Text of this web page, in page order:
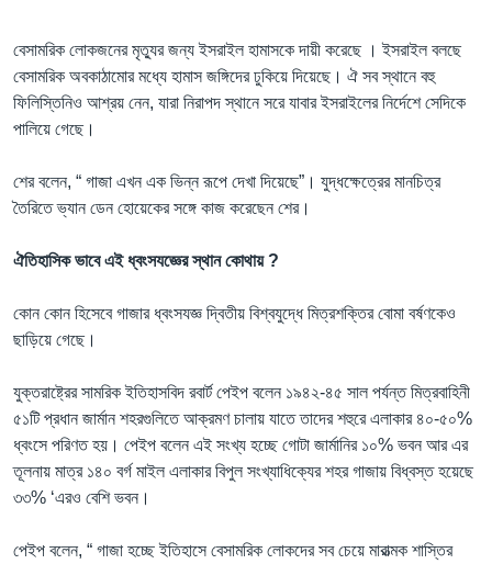
বেসামরিক লোকজনের মৃত্যুর জন্য ইসরাইল হামাসকে দায়ী করেছে । ইসরাইল বলছে
বেসামরিক অবকাঠামোর মধ্যে হামাস জঙ্গিদের ঢুকিয়ে দিয়েছে। ঐ সব স্থানে বহু
ফিলিস্তিনিও আশ্রয় নেন, যারা নিরাপদ স্থানে সরে যাবার ইসরাইলের নির্দেশে সেদিকে
পালিয়ে গেছে।
শের বলেন, “ গাজা এখন এক ভিন্ন রূপে দেখা দিয়েছে”। যুদ্ধক্ষেত্রের মানচিত্র
তৈরিতে ভ্যান ডেন হোয়েকের সঙ্গে কাজ করেছেন শের।
ঐতিহাসিক ভাবে এই ধ্বংসযজ্ঞের স্থান কোথায় ?
কোন কোন হিসেবে গাজার ধ্বংসযজ্ঞ দ্বিতীয় বিশ্বযুদ্ধে মিত্রশক্তির বোমা বর্ষণকেও
ছাড়িয়ে গেছে।
যুক্তরাষ্ট্রের সামরিক ইতিহাসবিদ রবার্ট পেইপ বলেন ১৯৪২-৪৫ সাল পর্যন্ত মিত্রবাহিনী
৫১টি প্রধান জার্মান শহরগুলিতে আক্রমণ চালায় যাতে তাদের শহুরে এলাকার ৪০-৫০%
ধ্বংসে পরিণত হয়। পেইপ বলেন এই সংখ্য হচ্ছে গোটা জার্মানির ১০% ভবন আর এর
তূলনায় মাত্র ১৪০ বর্গ মাইল এলাকার বিপুল সংখ্যাধিক্যের শহর গাজায় বিধ্বস্ত হয়েছে
৩৩% ‘এরও বেশি ভবন।
পেইপ বলেন, “ গাজা হচ্ছে ইতিহাসে বেসামরিক লোকদের সব চেয়ে মারাত্মক শাস্তির